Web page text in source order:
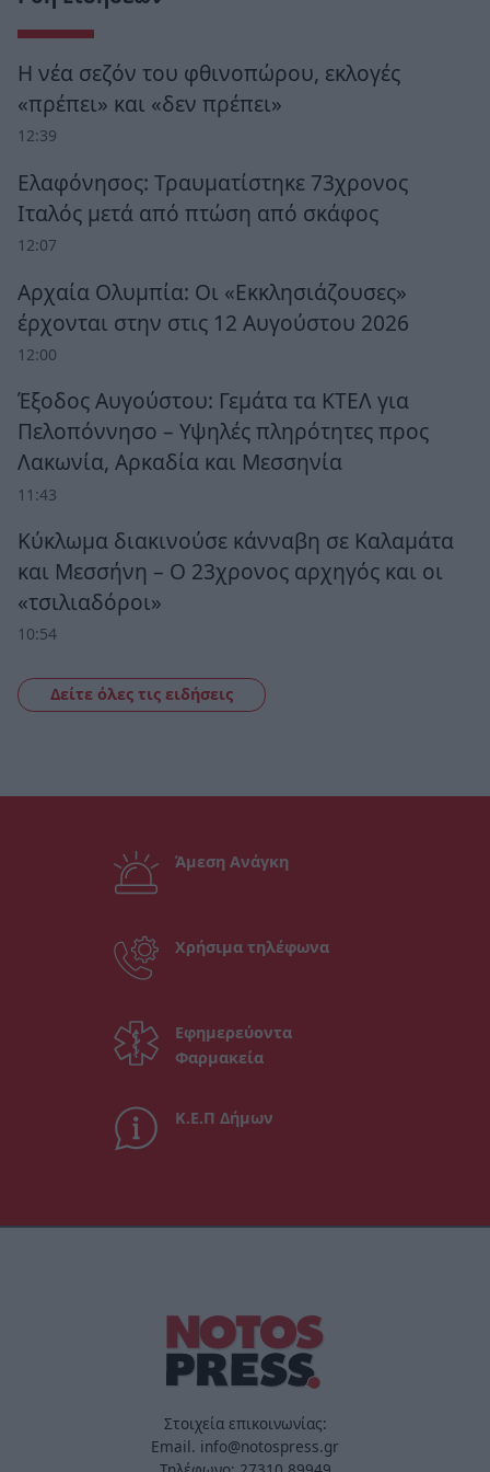
Η νέα σεζόν του φθινοπώρου, εκλογές
«πρέπει» και «δεν πρέπει»
12:39
Ελαφόνησος: Τραυματίστηκε 73χρονος
Ιταλός μετά από πτώση από σκάφος
12:07
Αρχαία Ολυμπία: Οι «Εκκλησιάζουσες»
έρχονται στην στις 12 Αυγούστου 2026
12:00
Έξοδος Αυγούστου: Γεμάτα τα ΚΤΕΛ για
Πελοπόννησο – Υψηλές πληρότητες προς
Λακωνία, Αρκαδία και Μεσσηνία
11:43
Κύκλωμα διακινούσε κάνναβη σε Καλαμάτα
και Μεσσήνη – Ο 23χρονος αρχηγός και οι
«τσιλιαδόροι»
10:54
Δείτε όλες τις ειδήσεις
Άμεση Ανάγκη
Χρήσιμα τηλέφωνα
Εφημερεύοντα
Φαρμακεία
Κ.Ε.Π Δήμων
Στοιχεία επικοινωνίας:
Email. info@notospress.gr